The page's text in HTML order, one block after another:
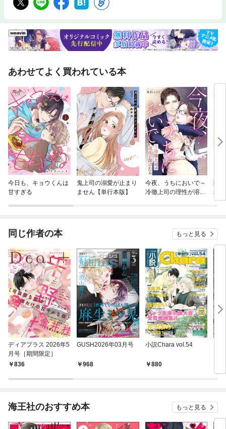
あわせてよく買われている本
今日も、キョウくんは
甘すぎる
鬼上司の溺愛が止まり
ません【単行本版】
今夜、うちにおいで～
冷徹上司の理性が溶け
猫
単
同じ作者の本 もっと見る
ディアプラス 2026年5
月号［期間限定］
836
GUSH2026年03月号
968
小説Chara vol.54
880
海王社のおすすめ本 もっと見る